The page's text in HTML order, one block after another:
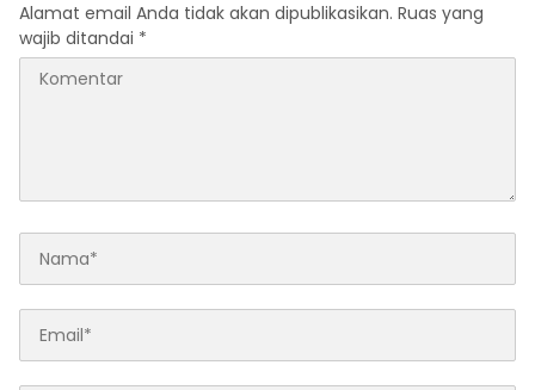
Alamat email Anda tidak akan dipublikasikan. Ruas yang
wajib ditandai *